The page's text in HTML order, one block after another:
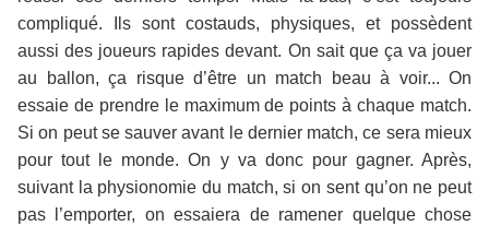
compliqué. Ils sont costauds, physiques, et possèdent
aussi des joueurs rapides devant. On sait que ça va jouer
au ballon, ça risque d’être un match beau à voir... On
essaie de prendre le maximum de points à chaque match.
Si on peut se sauver avant le dernier match, ce sera mieux
pour tout le monde. On y va donc pour gagner. Après,
suivant la physionomie du match, si on sent qu’on ne peut
pas l’emporter, on essaiera de ramener quelque chose